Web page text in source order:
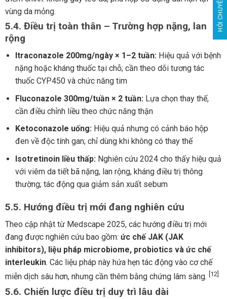
vùng da mỏng.
5.4. Điều trị toàn thân – Trường hợp nặng, lan
rộng
Itraconazole 200mg/ngày × 1–2 tuần:Hiệu quả với bệnh
nặng hoặc kháng thuốc tại chỗ; cần theo dõi tương tác
thuốc CYP450 và chức năng tim
Fluconazole 300mg/tuần × 2 tuần: Lựa chọn thay thế,
cần điều chỉnh liều theo chức năng thận
Ketoconazole uống:Hiệu quả nhưng có cảnh báo hộp
đen về độc tính gan; chỉ dùng khi không có thay thế
Isotretinoin liều thấp:Nghiên cứu 2024 cho thấy hiệu quả
với viêm da tiết bã nặng, lan rộng, kháng điều trị thông
thường; tác động qua giảm sản xuất sebum
5.5. Hướng điều trị mới đang nghiên cứu
Theo cập nhật từ Medscape 2025, các hướng điều trị mới
đang được nghiên cứu bao gồm: ức chế JAK (JAK
inhibitors), liệu pháp microbiome, probiotics và ức chế
interleukin. Các liệu pháp này hứa hẹn tác động vào cơ chế
miễn dịch sâu hơn, nhưng cần thêm bằng chứng lâm sàng. [12]
5.6. Chiến lược điều trị duy trì lâu dài